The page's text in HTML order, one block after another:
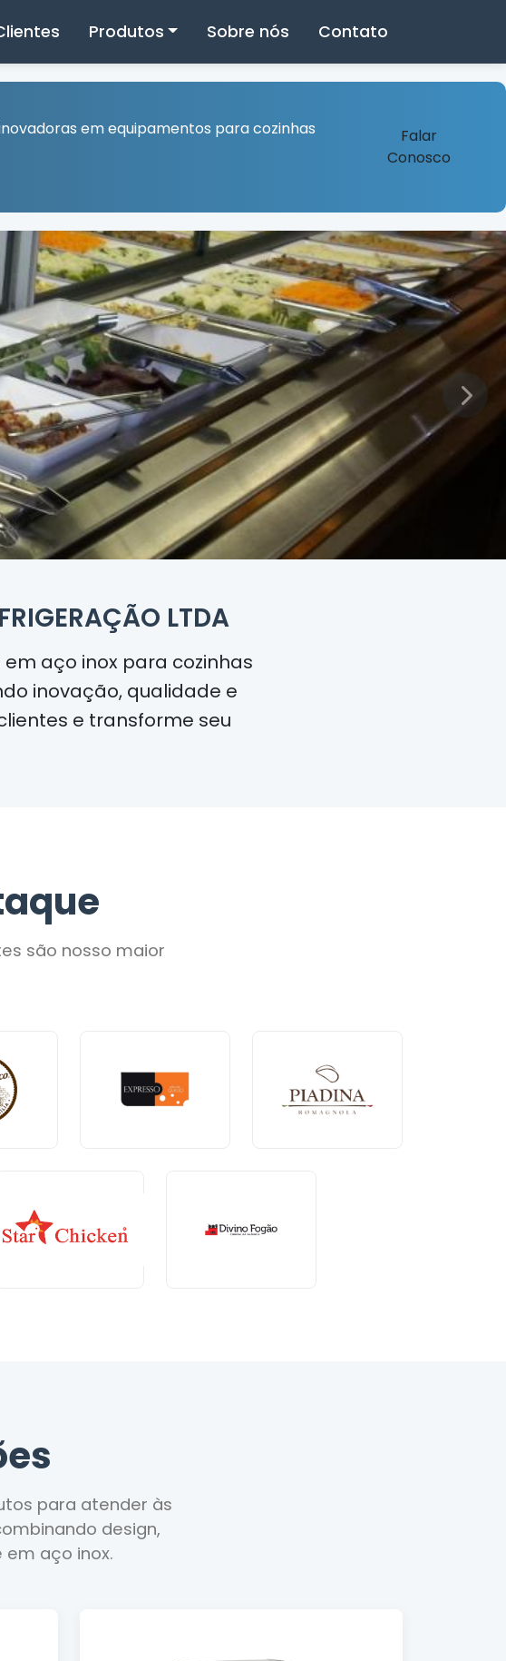
Produtos Sobre nós Contato
em equipamentos para cozinhas
Falar
Conosco
LTDA
aço inox para cozinhas
inovação, qualidade e
e transforme seu
são nosso maior
para atender às
design,
aço inox.